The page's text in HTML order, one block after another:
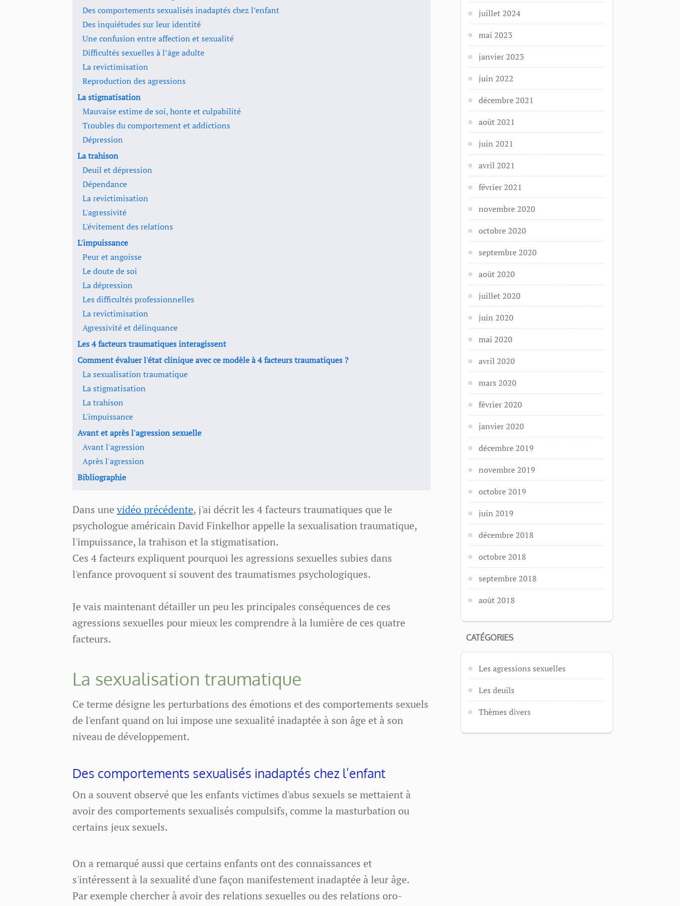
Des comportements sexualisés inadaptés chez l’enfant
Des inquiétudes sur leur identité
Une confusion entre affection et sexualité
Difficultés sexuelles à l’âge adulte
La revictimisation
Reproduction des agressions
La stigmatisation
Mauvaise estime de soi, honte et culpabilité
Troubles du comportement et addictions
Dépression
La trahison
Deuil et dépression
Dépendance
La revictimisation
L'agressivité
L'évitement des relations
L'impuissance
Peur et angoisse
Le doute de soi
La dépression
Les difficultés professionnelles
La revictimisation
Agressivité et délinquance
Les 4 facteurs traumatiques interagissent
Comment évaluer l'état clinique avec ce modèle à 4 facteurs traumatiques ?
La sexualisation traumatique
La stigmatisation
La trahison
L'impuissance
Avant et après l'agression sexuelle
Avant l'agression
Après l'agression
Bibliographie
Dans unevidéo précédente, j'ai décrit les 4 facteurs traumatiques que le
psychologue américain David Finkelhor appelle la sexualisation traumatique,
l'impuissance, la trahison et la stigmatisation.
Ces 4 facteurs expliquent pourquoi les agressions sexuelles subies dans
l'enfance provoquent si souvent des traumatismes psychologiques.
Je vais maintenant détailler un peu les principales conséquences de ces
agressions sexuelles pour mieux les comprendre à la lumière de ces quatre
facteurs.
La sexualisation traumatique
Ce terme désigne les perturbations des émotions et des comportements sexuels
de l'enfant quand on lui impose une sexualité inadaptée à son âge et à son
niveau de développement.
Des comportements sexualisés inadaptés chez l’enfant
On a souvent observé que les enfants victimes d'abus sexuels se mettaient à
avoir des comportements sexualisés compulsifs, comme la masturbation ou
certains jeux sexuels.
On a remarqué aussi que certains enfants ont des connaissances et
s'intéressent à la sexualité d'une façon manifestement inadaptée à leur âge.
Par exemple chercher à avoir des relations sexuelles ou des relations oro-
juillet 2024
mai 2023
janvier 2023
juin 2022
décembre 2021
août 2021
juin 2021
avril 2021
février 2021
novembre 2020
octobre 2020
septembre 2020
août 2020
juillet 2020
juin 2020
mai 2020
avril 2020
mars 2020
février 2020
janvier 2020
décembre 2019
novembre 2019
octobre 2019
juin 2019
décembre 2018
octobre 2018
septembre 2018
août 2018
CATÉGORIES
Les agressions sexuelles
Les deuils
Thèmes divers